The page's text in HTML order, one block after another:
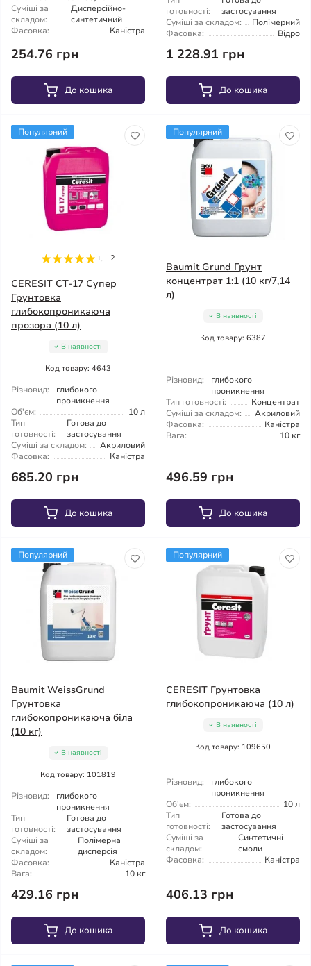
Суміші за
складом:
Дисперсійно-
синтетичний
Фасовка:
Каністра
254.76 грн
До кошика
готовності:
застосування
Суміші за складом:
Полімерний
Фасовка:
Відро
1 228.91 грн
До кошика
Популярний
2
CERESIT CT-17 Супер
Грунтовка
глибокопроникаюча
прозора (10 л)
В наявності
Код товару: 4643
Різновид:
глибокого
проникнення
Об'єм:
10 л
Тип
готовності:
Готова до
застосування
Суміші за складом:
Акриловий
Фасовка:
Каністра
685.20 грн
До кошика
Популярний
Baumit Grund Грунт
концентрат 1:1 (10 кг/7,14
л)
В наявності
Код товару: 6387
Різновид:
глибокого
проникнення
Тип готовності:
Концентрат
Суміші за складом:
Акриловий
Фасовка:
Каністра
Вага:
10 кг
496.59 грн
До кошика
Популярний
Baumit WeissGrund
Грунтовка
глибокопроникаюча біла
(10 кг)
В наявності
Код товару: 101819
Різновид:
глибокого
проникнення
Тип
готовності:
Готова до
застосування
Суміші за
складом:
Полімерна
дисперсія
Фасовка:
Каністра
Вага:
10 кг
429.16 грн
До кошика
Популярний
CERESIT Грунтовка
глибокопроникаюча (10 л)
В наявності
Код товару: 109650
Різновид:
глибокого
проникнення
Об'єм:
10 л
Тип
готовності:
Готова до
застосування
Суміші за
складом:
Синтетичні
смоли
Фасовка:
Каністра
406.13 грн
До кошика